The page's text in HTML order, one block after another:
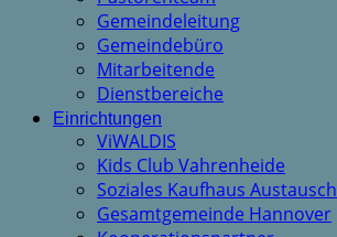
Gemeindeleitung
Gemeindebüro
Mitarbeitende
Dienstbereiche
Einrichtungen
ViWALDIS
Kids Club Vahrenheide
Soziales Kaufhaus Austausch
Gesamtgemeinde Hannover